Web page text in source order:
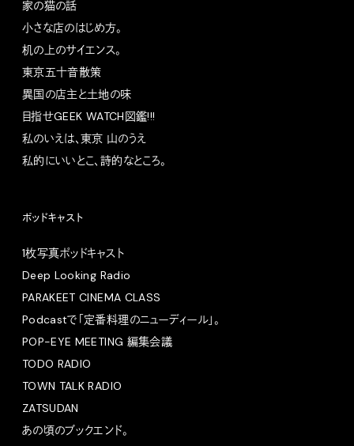
家の猫の話
小さな店のはじめ方。
机の上のサイエンス。
東京五十音散策
異国の店主と土地の味
目指せGEEK WATCH図鑑!!!
私のいえは、東京 山のうえ
私的にいいとこ、詩的なところ。
ポッドキャスト
1枚写真ポッドキャスト
Deep Looking Radio
PARAKEET CINEMA CLASS
Podcastで「定番料理のニューディール」。
POP-EYE MEETING 編集会議
TODO RADIO
TOWN TALK RADIO
ZATSUDAN
あの頃のブックエンド。